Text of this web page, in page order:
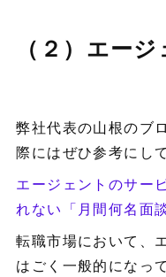
（２）エー
弊社代表の山根のブ
際にはぜひ参考にし
エージェントのサー
れない「月間何名面
転職市場において、
はごく一般的になっ